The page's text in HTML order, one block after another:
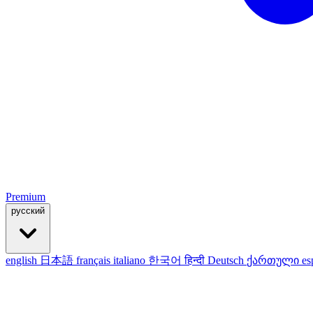
Premium
русский
english 日本語 français italiano 한국어हिन्दी Deutsch ქართული